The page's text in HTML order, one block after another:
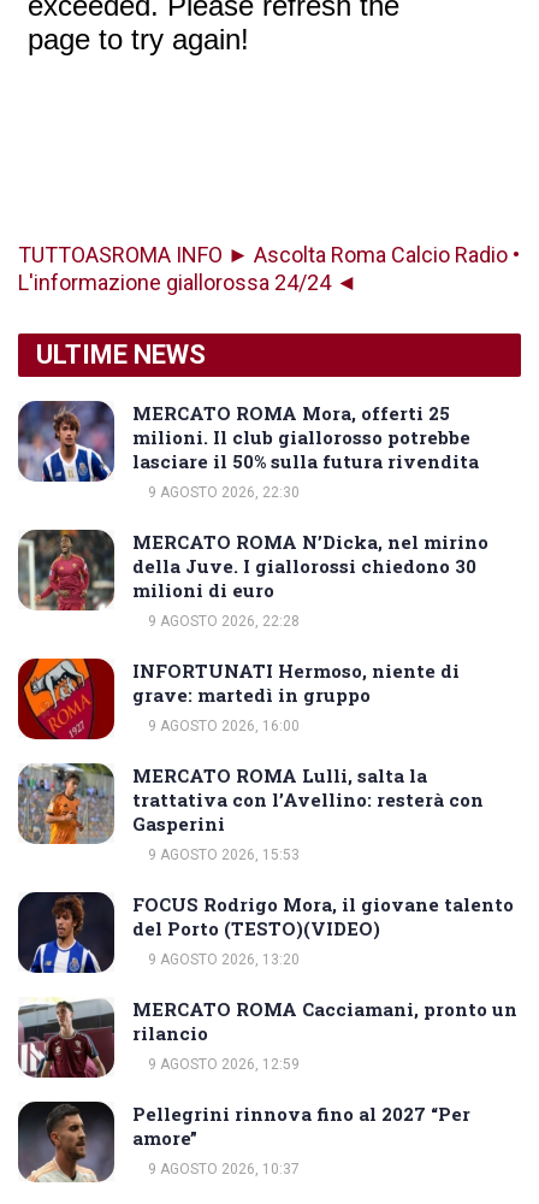
TUTTOASROMA INFO ► Ascolta Roma Calcio Radio •
L'informazione giallorossa 24/24 ◄
ULTIME NEWS
MERCATO ROMA Mora, offerti 25
milioni. Il club giallorosso potrebbe
lasciare il 50% sulla futura rivendita
9 AGOSTO 2026, 22:30
MERCATO ROMA N’Dicka, nel mirino
della Juve. I giallorossi chiedono 30
milioni di euro
9 AGOSTO 2026, 22:28
INFORTUNATI Hermoso, niente di
grave: martedì in gruppo
9 AGOSTO 2026, 16:00
MERCATO ROMA Lulli, salta la
trattativa con l’Avellino: resterà con
Gasperini
9 AGOSTO 2026, 15:53
FOCUS Rodrigo Mora, il giovane talento
del Porto (TESTO)(VIDEO)
9 AGOSTO 2026, 13:20
MERCATO ROMA Cacciamani, pronto un
rilancio
9 AGOSTO 2026, 12:59
Pellegrini rinnova fino al 2027 “Per
amore”
9 AGOSTO 2026, 10:37